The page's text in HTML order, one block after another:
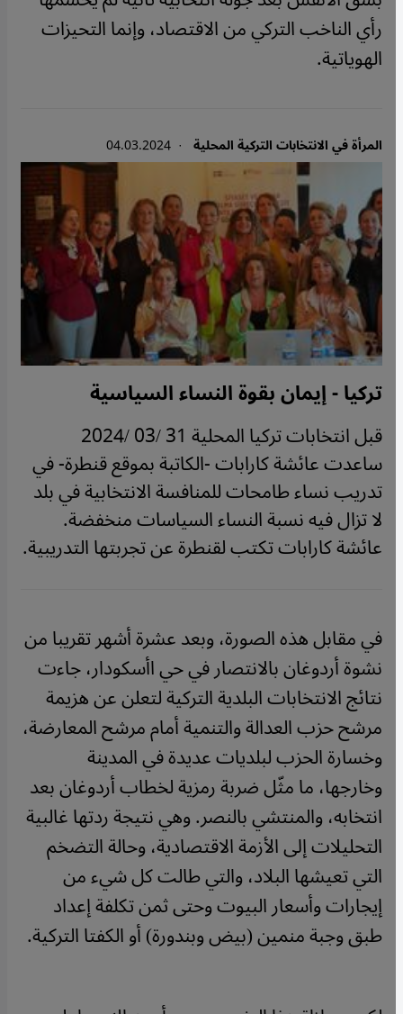
رأي الناخب التركي من الاقتصاد، وإنما التحيزات
الهوياتية.
المرأة في الانتخابات التركية المحلية · 04.03.2024
تركيا - إيمان بقوة النساء السياسية
قبل انتخابات تركيا المحلية 31 /03 /2024
ساعدت عائشة كارابات -الكاتبة بموقع قنطرة- في
تدريب نساء طامحات للمنافسة الانتخابية في بلد
لا تزال فيه نسبة النساء السياسات منخفضة.
عائشة كارابات تكتب لقنطرة عن تجربتها التدريبية.
في مقابل هذه الصورة، وبعد عشرة أشهر تقريبا من
نشوة أردوغان بالانتصار في حي اأسكودار، جاءت
نتائج الانتخابات البلدية التركية لتعلن عن هزيمة
مرشح حزب العدالة والتنمية أمام مرشح المعارضة،
وخسارة الحزب لبلديات عديدة في المدينة
وخارجها، ما مثّل ضربة رمزية لخطاب أردوغان بعد
انتخابه، والمنتشي بالنصر. وهي نتيجة ردتها غالبية
التحليلات إلى الأزمة الاقتصادية، وحالة التضخم
التي تعيشها البلاد، والتي طالت كل شيء من
إيجارات وأسعار البيوت وحتى ثمن تكلفة إعداد
طبق وجبة منمين (بيض وبندورة) أو الكفتا التركية.